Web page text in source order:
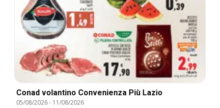
Conad volantino Convenienza Più Lazio
05/08/2026- 11/08/2026